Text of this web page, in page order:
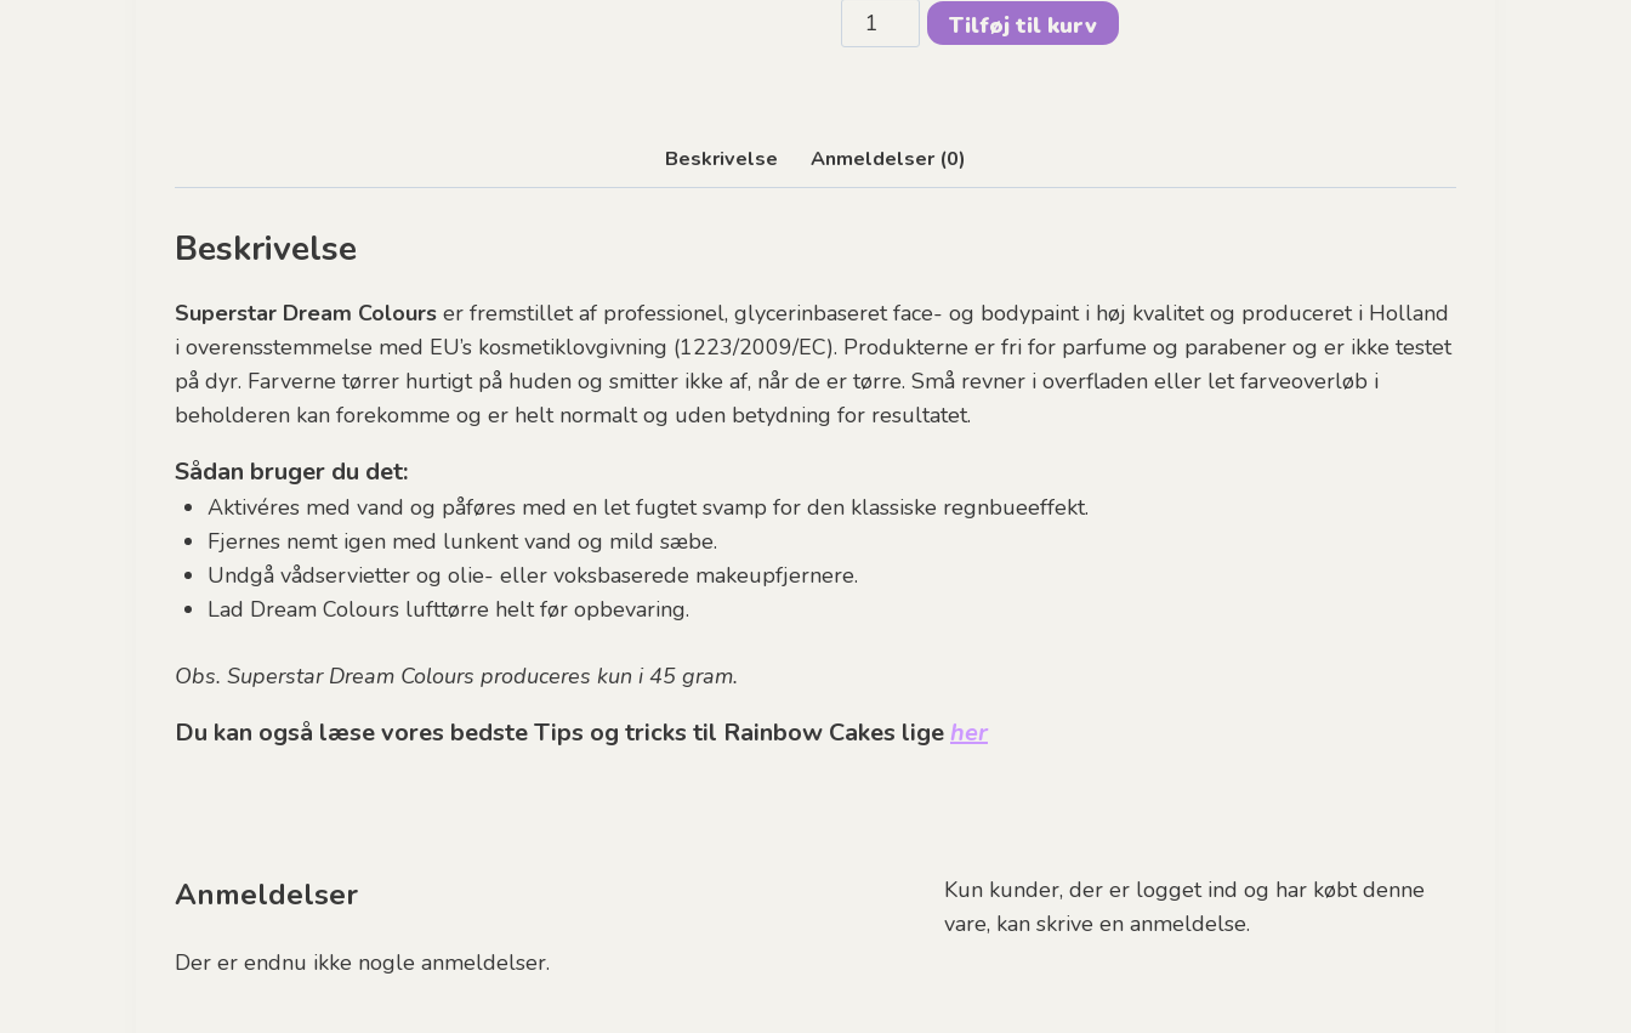
SUPERSTAR
-
|
45g
Tilføj til kurv
Beskrivelse Anmeldelser (0)
Beskrivelse
Superstar Dream Colours er fremstillet af professionel, glycerinbaseret face- og bodypaint i høj kvalitet og produceret i Holland
i overensstemmelse med EU’s kosmetiklovgivning (1223/2009/EC). Produkterne er fri for parfume og parabener og er ikke testet
på dyr. Farverne tørrer hurtigt på huden og smitter ikke af, når de er tørre. Små revner i overfladen eller let farveoverløb i
beholderen kan forekomme og er helt normalt og uden betydning for resultatet.
Sådan bruger du det:
Aktivéres med vand og påføres med en let fugtet svamp for den klassiske regnbueeffekt.
Fjernes nemt igen med lunkent vand og mild sæbe.
Undgå vådservietter og olie- eller voksbaserede makeupfjernere.
Lad Dream Colours lufttørre helt før opbevaring.
Obs. Superstar Dream Colours produceres kun i 45 gram.
Du kan også læse vores bedste Tips og tricks til Rainbow Cakes lige her
Anmeldelser
Der er endnu ikke nogle anmeldelser.
Kun kunder, der er logget ind og har købt denne
vare, kan skrive en anmeldelse.